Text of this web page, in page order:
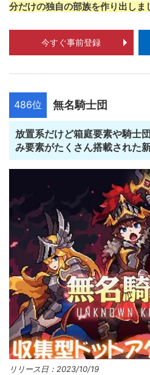
分だけの独自の部族を作り出しま
今すぐ事前登録
486位 無名騎士団
放置系だけど箱庭要素や騎士
み要素がたくさん搭載された
リリース日：2023/10/19